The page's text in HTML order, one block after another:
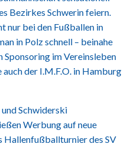
Bezirkes Schwerin feiern.
nur bei den Fußballen in
in Polz schnell – beinahe
Sponsoring im Vereinsleben
auch der I.M.F.O. in Hamburg
Schwiderski
Werbung auf neue
Hallenfußballturnier des SV